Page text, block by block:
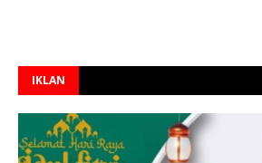
IKLAN